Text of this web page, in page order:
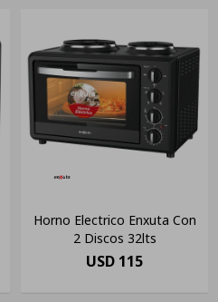
Horno Electrico Enxuta Con
2 Discos 32lts
USD 115